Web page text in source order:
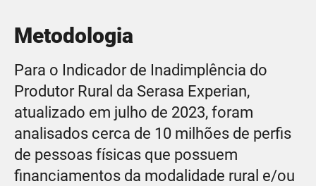
Metodologia
Para o Indicador de Inadimplência do
Produtor Rural da Serasa Experian,
atualizado em julho de 2023, foram
analisados cerca de 10 milhões de perfis
de pessoas físicas que possuem
financiamentos da modalidade rural e/ou